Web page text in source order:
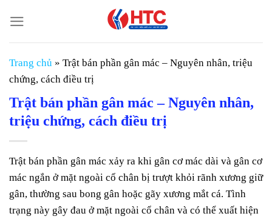
đến
nội
dung
Trang chủ » Trật bán phần gân mác – Nguyên nhân, triệu
chứng, cách điều trị
Trật bán phần gân mác – Nguyên nhân,
triệu chứng, cách điều trị
Trật bán phần gân mác xảy ra khi gân cơ mác dài và gân cơ
mác ngắn ở mặt ngoài cổ chân bị trượt khỏi rãnh xương giữ
gân, thường sau bong gân hoặc gãy xương mắt cá. Tình
trạng này gây đau ở mặt ngoài cổ chân và có thể xuất hiện